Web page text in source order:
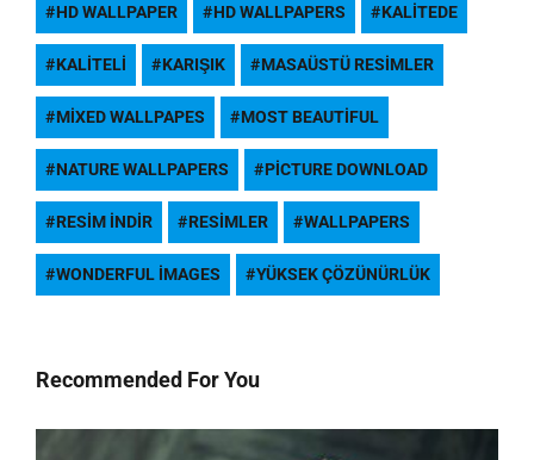
HD WALLPAPER HD WALLPAPERS KALITEDE
KALITELI KARIŞIK MASAÜSTÜ RESIMLER
MIXED WALLPAPES MOST BEAUTIFUL
NATURE WALLPAPERS PICTURE DOWNLOAD
RESIM INDIR RESIMLER WALLPAPERS
WONDERFUL IMAGES YÜKSEK ÇÖZÜNÜRLÜK
Recommended For You